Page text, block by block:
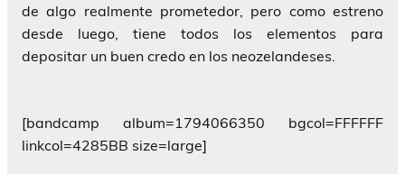
de algo realmente prometedor, pero como estreno
desde luego, tiene todos los elementos para
depositar un buen credo en los neozelandeses.
[bandcamp album=1794066350 bgcol=FFFFFF
linkcol=4285BB size=large]